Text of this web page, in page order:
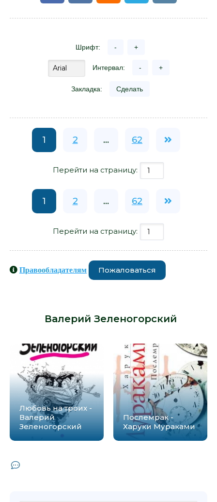
Шрифт: - +
Интервал: - +
Закладка: Сделать
1 2 ... 62
Перейти на страницу:
1 2 ... 62
Перейти на страницу:
Правообладателям Пожаловаться
Валерий Зеленогорский
Любовь на троих -
Валерий
Зеленогорский
Послемрак -
Харуки Мураками